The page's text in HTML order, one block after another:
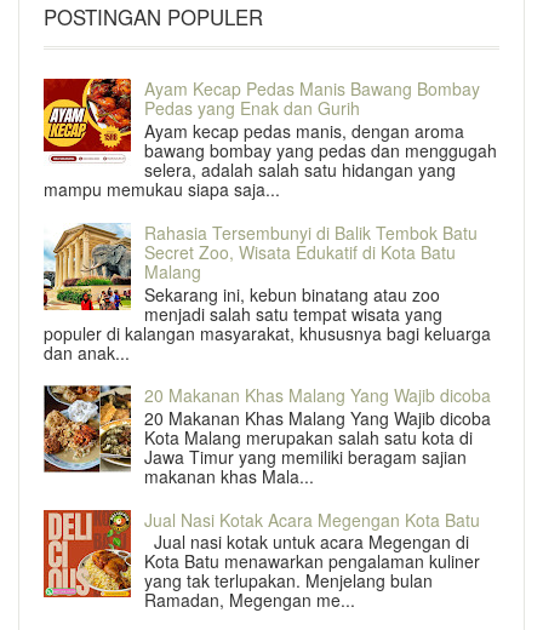
POSTINGAN POPULER
Ayam Kecap Pedas Manis Bawang Bombay
Pedas yang Enak dan Gurih
Ayam kecap pedas manis, dengan aroma
bawang bombay yang pedas dan menggugah
selera, adalah salah satu hidangan yang
mampu memukau siapa saja...
Rahasia Tersembunyi di Balik Tembok Batu
Secret Zoo, Wisata Edukatif di Kota Batu
Malang
Sekarang ini, kebun binatang atau zoo
menjadi salah satu tempat wisata yang
populer di kalangan masyarakat, khususnya bagi keluarga
dan anak...
20 Makanan Khas Malang Yang Wajib dicoba
20 Makanan Khas Malang Yang Wajib dicoba
Kota Malang merupakan salah satu kota di
Jawa Timur yang memiliki beragam sajian
makanan khas Mala...
Jual Nasi Kotak Acara Megengan Kota Batu
Jual nasi kotak untuk acara Megengan di
Kota Batu menawarkan pengalaman kuliner
yang tak terlupakan. Menjelang bulan
Ramadan, Megengan me...